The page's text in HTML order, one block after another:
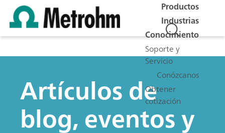
Productos
Industrias
Conocimiento
Soporte y
Servicio
Conózcanos
Obtener
cotización
Artículos de
blog, eventos y